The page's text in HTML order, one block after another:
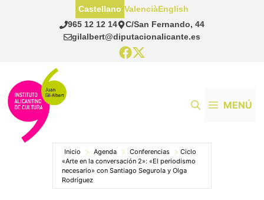
965 12 12 14
C/San Fernando, 44
gilalbert@diputacionalicante.es
Castellano ValenciàEnglish
MENÚ
Inicio Agenda Conferencias
Ciclo
«Arte en la conversación 2»: «El periodismo
necesario» con Santiago Segurola y Olga
Rodríguez